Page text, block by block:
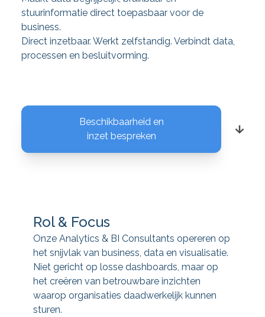
stuurinformatie direct toepasbaar voor de
business.
Direct inzetbaar. Werkt zelfstandig. Verbindt data,
processen en besluitvorming.
Beschikbaarheid en
inzet bespreken
Rol & Focus
Onze Analytics & BI Consultants opereren op
het snijvlak van business, data en visualisatie.
Niet gericht op losse dashboards, maar op
het creëren van betrouwbare inzichten
waarop organisaties daadwerkelijk kunnen
sturen.